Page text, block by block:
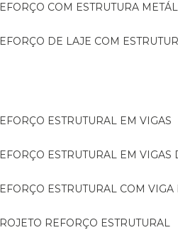
REFORÇO COM ESTRUTURA
REFORÇO DE LAJE COM
REFORÇO ESTRUTURAL EM VIGAS
REFORÇO ESTRUTURAL EM
REFORÇO ESTRUTURAL COM
PROJETO REFORÇO ESTRUTURAL